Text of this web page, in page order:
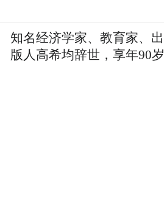
知名经济学家、教育家、出
版人高希均辞世，享年90岁